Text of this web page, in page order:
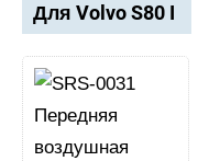
Для Volvo S80 I